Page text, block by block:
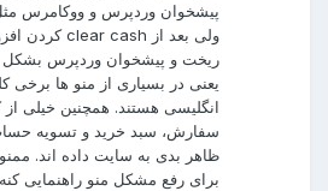
پیشخوان وردپرس و ووکامرس
ریخت و پیشخوان وردپرس
یعنی در بسیاری از منو ها
انگلیسی هستند. همچنین خیلی
سفارش، سبد خرید و تسویه
ظاهر بدی به سایت داده اند.
برای رفع مشکل منو راهنمایی